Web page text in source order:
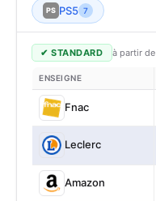
PS PS5 7
✔ STANDARD à partir de
ENSEIGNE
Fnac
Leclerc
Amazon